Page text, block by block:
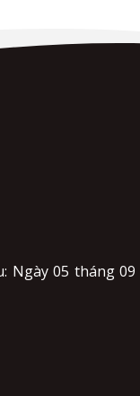
05 tháng